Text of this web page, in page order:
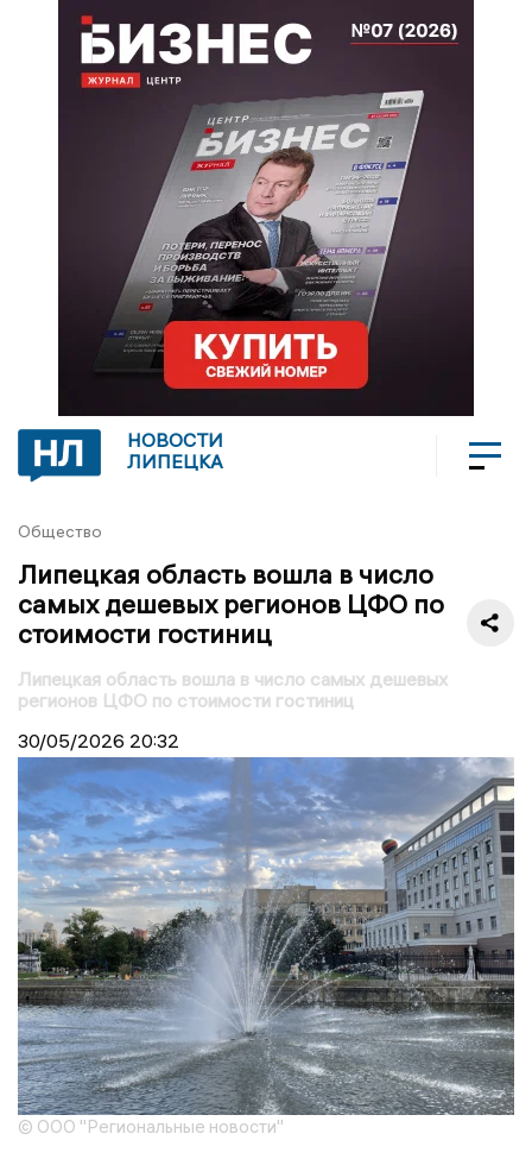
НОВОСТИ
ЛИПЕЦКА
Общество
Липецкая область вошла в число
самых дешевых регионов ЦФО по
стоимости гостиниц
Липецкая область вошла в число самых дешевых
регионов ЦФО по стоимости гостиниц
30/05/2026 20:32
© ООО "Региональные новости"